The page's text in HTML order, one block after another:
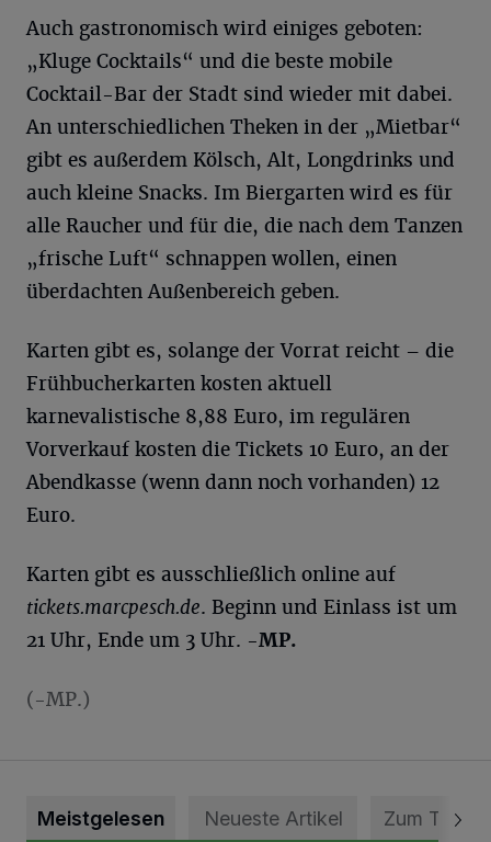
Auch gastronomisch wird einiges geboten:
„Kluge Cocktails“ und die beste mobile
Cocktail-Bar der Stadt sind wieder mit dabei.
An unterschiedlichen Theken in der „Mietbar“
gibt es außerdem Kölsch, Alt, Longdrinks und
auch kleine Snacks. Im Biergarten wird es für
alle Raucher und für die, die nach dem Tanzen
„frische Luft“ schnappen wollen, einen
überdachten Außenbereich geben.
Karten gibt es, solange der Vorrat reicht – die
Frühbucherkarten kosten aktuell
karnevalistische 8,88 Euro, im regulären
Vorverkauf kosten die Tickets 10 Euro, an der
Abendkasse (wenn dann noch vorhanden) 12
Euro.
Karten gibt es ausschließlich online auf
tickets.marcpesch.de. Beginn und Einlass ist um
21 Uhr, Ende um 3 Uhr. -MP.
(-MP.)
Meistgelesen Neueste Artikel Zum Thema